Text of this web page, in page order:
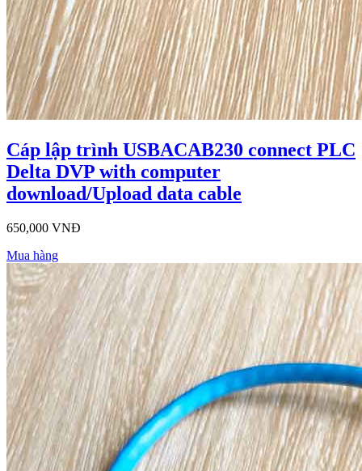
Cáp lập trình USBACAB230 connect PLC
Delta DVP with computer
download/Upload data cable
650,000 VNĐ
Mua hàng